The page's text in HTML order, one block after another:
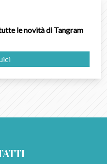
le novità di Tangram